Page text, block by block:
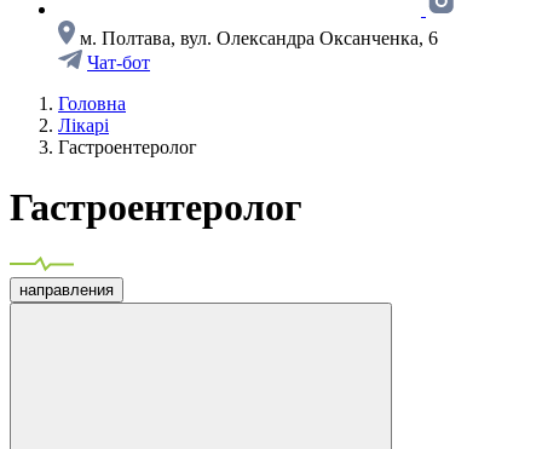
м. Полтава, вул. Олександра Оксанченка, 6
Чат-бот
Головна
Лікарі
Гастроентеролог
Гастроентеролог
направления